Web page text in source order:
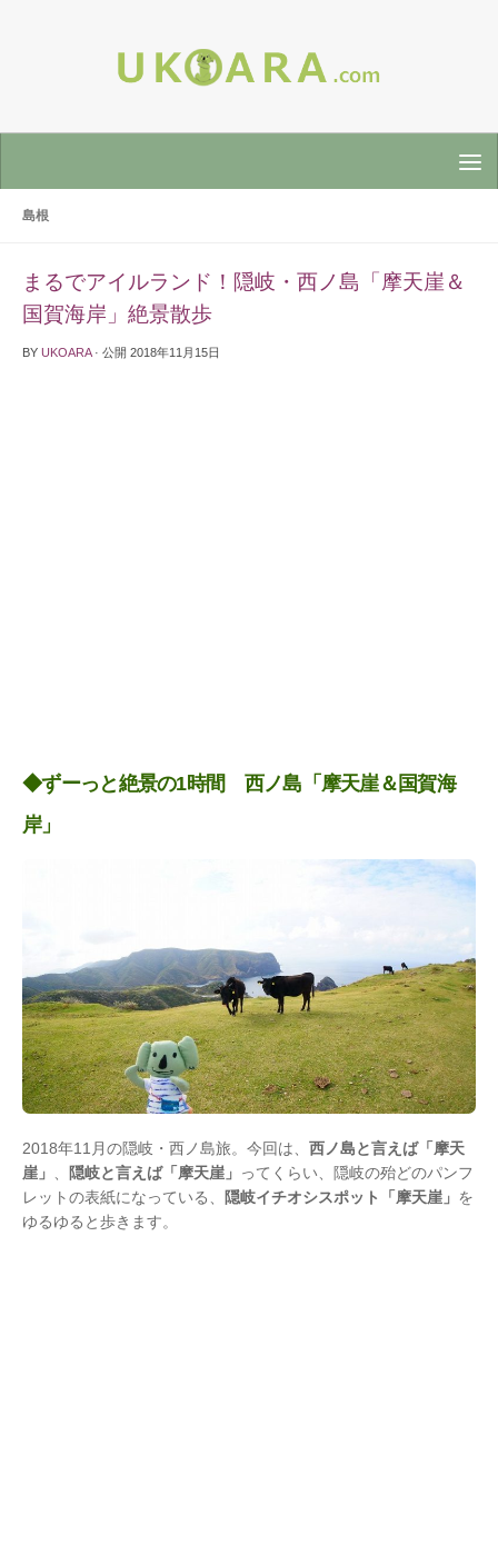
島根
まるでアイルランド！隠岐・西ノ島「摩天崖＆
国賀海岸」絶景散歩
BY UKOARA · 公開 2018年11月15日
◆ずーっと絶景の1時間 西ノ島「摩天崖＆国賀海
岸」
2018年11月の隠岐・西ノ島旅。今回は、 西ノ島と言えば「摩天
崖」 、 隠岐と言えば「摩天崖」 ってくらい、隠岐の殆どのパンフ
レットの表紙になっている、
隠岐イチオシスポット「摩天崖」 を
ゆるゆると歩きます。